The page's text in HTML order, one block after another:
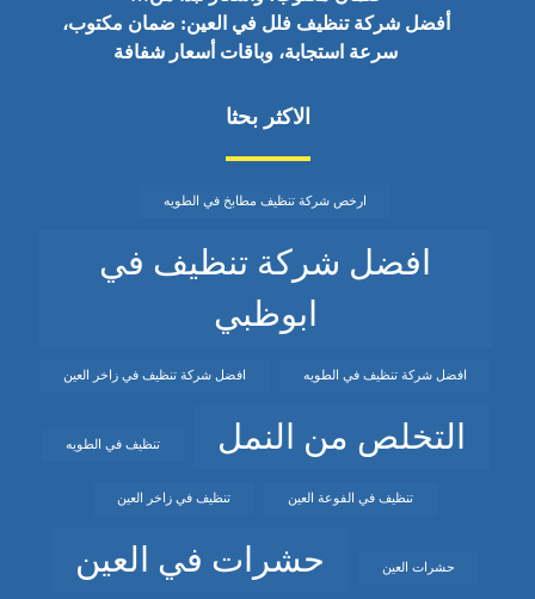
أفضل شركة تنظيف فلل في العين: ضمان مكتوب،
سرعة استجابة، وباقات أسعار شفافة
الاكثر بحثا
ارخص شركة تنظيف مطابخ في الطويه
افضل شركة تنظيف في
ابوظبي
افضل شركة تنظيف في الطويه افضل شركة تنظيف في زاخر العين
التخلص من النمل تنظيف في الطويه
تنظيف في الفوعة العين تنظيف في زاخر العين
حشرات العين حشرات في العين